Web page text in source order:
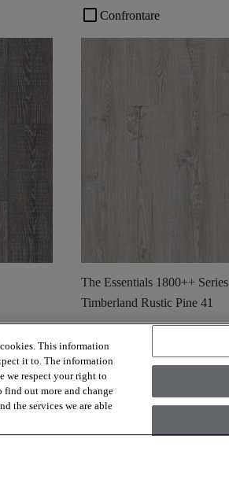
check_box_outline_blank Confrontare
The Essentials 1800++ Series
Timberland Rustic Pine 41
shopping_cart
visibilityVisualizzazione rapida
This information
it to. The information
we respect your right to
out more and change
the services we are able